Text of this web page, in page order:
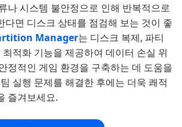
나 시스템 불안정으로 인해 반복적으로
다면 디스크 상태를 점검해 보는 것이 좋
Manager는 디스크 복제, 파티
적화 기능을 제공하여 데이터 손실 위
정적인 게임 환경을 구축하는 데 도움을
실행 문제를 해결한 후에는 더욱 쾌적
즐겨보세요.